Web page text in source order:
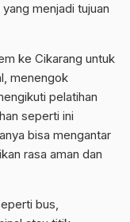
menjadi tujuan
ke Cikarang untuk
menengok
pelatihan
seperti ini
bisa mengantar
rasa aman dan
bus,